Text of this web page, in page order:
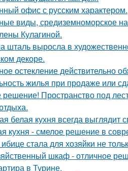
офис с русским характером.
виды, средиземноморское
Кулагиной.
выросла в
декоре.
остекление действительно
жилья при продаже или
Пространство под
белая кухня всегда выглядит
кухня - смелое решение в
стала для хозяйки не
шкаф - отличное
в Турине.